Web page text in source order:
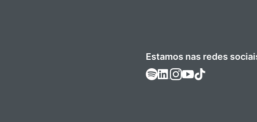
Estamos nas redes